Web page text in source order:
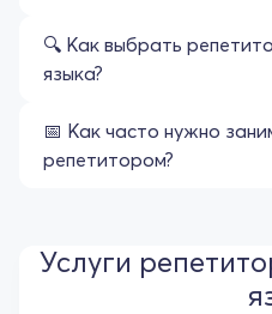
🔍 Как выбрать
языка?
📅 Как часто нужно
репетитором?
Услуги